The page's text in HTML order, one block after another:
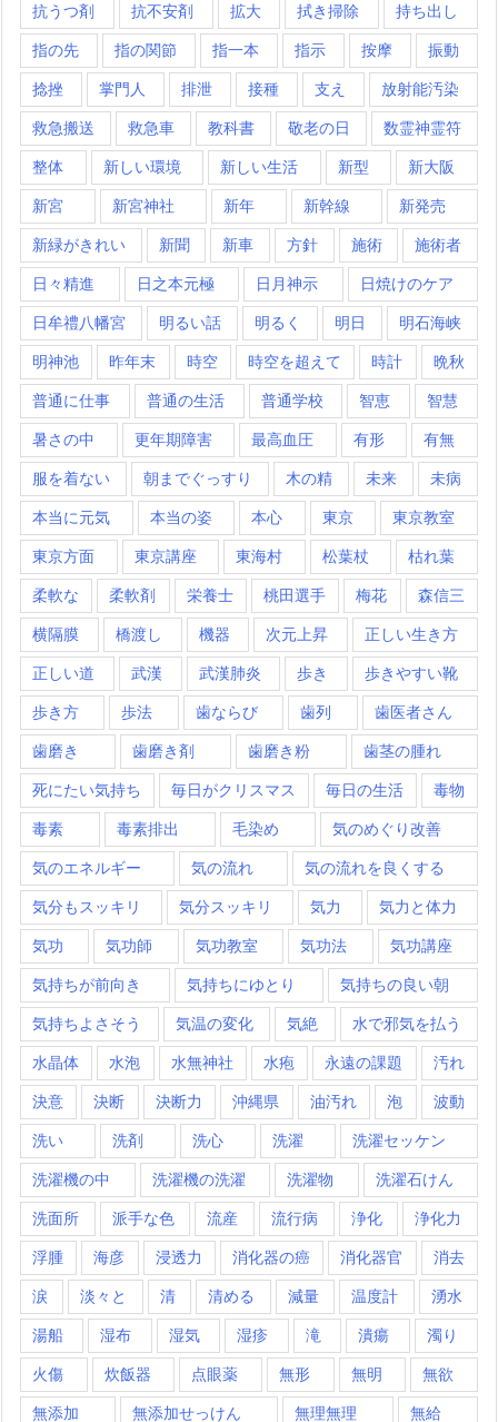
抗うつ剤 抗不安剤 拡大 拭き掃除 持ち出し
指の先 指の関節 指一本 指示 按摩 振動
捻挫 掌門人 排泄 接種 支え 放射能汚染
救急搬送 救急車 教科書 敬老の日 数霊神霊符
整体 新しい環境 新しい生活 新型 新大阪
新宮 新宮神社 新年 新幹線 新発売
新緑がきれい 新聞 新車 方針 施術 施術者
日々精進 日之本元極 日月神示 日焼けのケア
日牟禮八幡宮 明るい話 明るく 明日 明石海峡
明神池 昨年末 時空 時空を超えて 時計 晩秋
普通に仕事 普通の生活 普通学校 智恵 智慧
暑さの中 更年期障害 最高血圧 有形 有無
服を着ない 朝までぐっすり 木の精 未来 未病
本当に元気 本当の姿 本心 東京 東京教室
東京方面 東京講座 東海村 松葉杖 枯れ葉
柔軟な 柔軟剤 栄養士 桃田選手 梅花 森信三
横隔膜 橋渡し 機器 次元上昇 正しい生き方
正しい道 武漢 武漢肺炎 歩き 歩きやすい靴
歩き方 歩法 歯ならび 歯列 歯医者さん
歯磨き 歯磨き剤 歯磨き粉 歯茎の腫れ
死にたい気持ち 毎日がクリスマス 毎日の生活 毒物
毒素 毒素排出 毛染め 気のめぐり改善
気のエネルギー 気の流れ 気の流れを良くする
気分もスッキリ 気分スッキリ 気力 気力と体力
気功 気功師 気功教室 気功法 気功講座
気持ちが前向き 気持ちにゆとり 気持ちの良い朝
気持ちよさそう 気温の変化 気絶 水で邪気を払う
水晶体 水泡 水無神社 水疱 永遠の課題 汚れ
決意 決断 決断力 沖縄県 油汚れ 泡 波動
洗い 洗剤 洗心 洗濯 洗濯セッケン
洗濯機の中 洗濯機の洗濯 洗濯物 洗濯石けん
洗面所 派手な色 流産 流行病 浄化 浄化力
浮腫 海彦 浸透力 消化器の癌 消化器官 消去
涙 淡々と 清 清める 減量 温度計 湧水
湯船 湿布 湿気 湿疹 滝 潰瘍 濁り
火傷 炊飯器 点眼薬 無形 無明 無欲
無添加 無添加せっけん 無理無理 無給